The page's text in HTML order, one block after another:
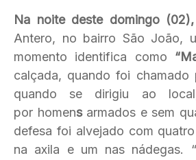
Na noite deste domingo (02),
Antero, no bairro São João,
momento identifica como
calçada, quando foi chamado
quando se dirigiu ao
por homensarmados e sem
defesa foi alvejado com
na axila e um nas nádegas.